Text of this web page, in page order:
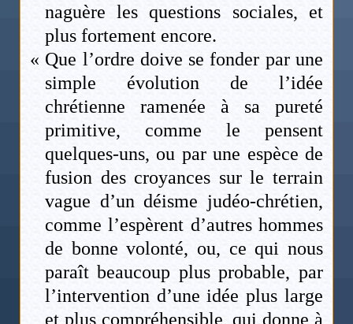
naguère les questions sociales, et
plus fortement encore.
« Que l’ordre doive se fonder par une
simple évolution de l’idée
chrétienne ramenée à sa pureté
primitive, comme le pensent
quelques-uns, ou par une espèce de
fusion des croyances sur le terrain
vague d’un déisme judéo-chrétien,
comme l’espèrent d’autres hommes
de bonne volonté, ou, ce qui nous
paraît beaucoup plus probable, par
l’intervention d’une idée plus large
et plus compréhensible, qui donne à